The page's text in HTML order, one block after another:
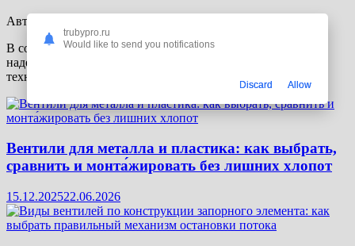
Автор:
В современной промышленности и сельском хозяйстве
надежность узлов вращения определяет срок службы всей
техники. Чтобы…
Вентили для металла и пластика: как выбрать,
сравнить и монта́жировать без лишних хлопот
15.12.202522.06.2026
trubypro.ru
Would like to send you notifications
Discard Allow